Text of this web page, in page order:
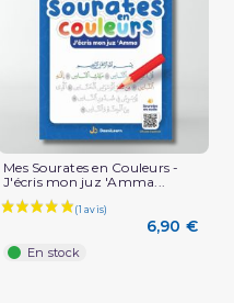
Mes Sourates en Couleurs -
J'écris mon juz 'Amma...
6,90 €
En stock